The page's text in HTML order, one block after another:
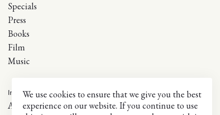
Specials
Press
Books
Film
Music
Info
About
We use cookies to ensure that we give you the best
experience on our website. If you continue to use